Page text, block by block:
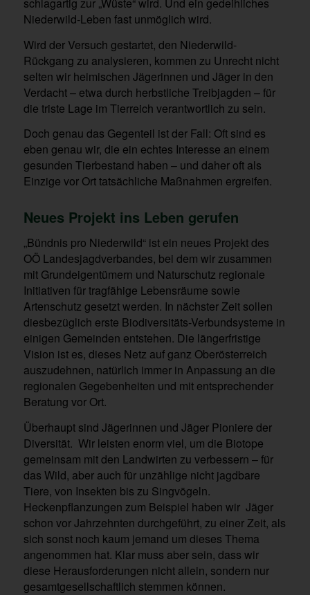
schlagartig zur „Wüste“ wird. Und ein gedeihliches
Niederwild-Leben fast unmöglich wird.
Wird der Versuch gestartet, den Niederwild-
Rückgang zu analysieren, kommen zu Unrecht nicht
selten wir heimischen Jägerinnen und Jäger in den
Verdacht – etwa durch herbstliche Treibjagden – für
die triste Lage im Tierreich verantwortlich zu sein.
Doch genau das Gegenteil ist der Fall: Oft sind es
eben genau wir, die ein echtes Interesse an einem
gesunden Tierbestand haben – und daher oft als
Einzige vor Ort tatsächliche Maßnahmen ergreifen.
Neues Projekt ins Leben gerufen
„Bündnis pro Niederwild“ ist ein neues Projekt des
OÖ Landesjagdverbandes, bei dem wir zusammen
mit Grundeigentümern und Naturschutz regionale
Initiativen für tragfähige Lebensräume sowie
Artenschutz gesetzt werden. In nächster Zeit sollen
diesbezüglich erste Biodiversitäts-Verbundsysteme in
einigen Gemeinden entstehen. Die längerfristige
Vision ist es, dieses Netz auf ganz Oberösterreich
auszudehnen, natürlich immer in Anpassung an die
regionalen Gegebenheiten und mit entsprechender
Beratung vor Ort.
Überhaupt sind Jägerinnen und Jäger Pioniere der
Diversität. Wir leisten enorm viel, um die Biotope
gemeinsam mit den Landwirten zu verbessern – für
das Wild, aber auch für unzählige nicht jagdbare
Tiere, von Insekten bis zu Singvögeln.
Heckenpflanzungen zum Beispiel haben wir Jäger
schon vor Jahrzehnten durchgeführt, zu einer Zeit, als
sich sonst noch kaum jemand um dieses Thema
angenommen hat. Klar muss aber sein, dass wir
diese Herausforderungen nicht allein, sondern nur
gesamtgesellschaftlich stemmen können.